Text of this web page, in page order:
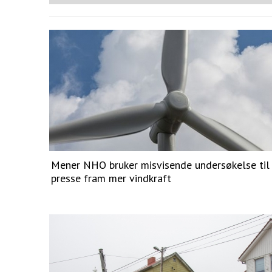
Mener NHO bruker misvisende undersøkelse til
presse fram mer vindkraft